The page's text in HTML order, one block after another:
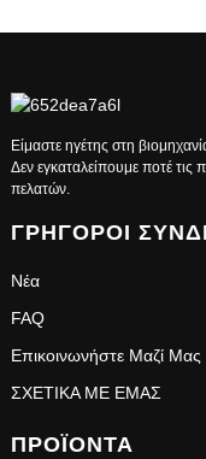
Είμαστε ηγέτης στη
Δεν εγκαταλείπουμε ποτέ τις
πελατών.
ΓΡΉΓΟΡΟΙ
Νέα
FAQ
Επικοινωνήστε Μαζί Μας
ΣΧΕΤΙΚΑ ΜΕ ΕΜΑΣ
ΠΡΟΪΌΝΤΑ